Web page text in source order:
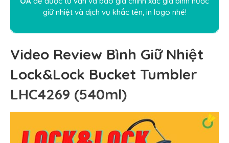
giữ nhiệt và dịch vụ khắc tên, in logo nhé!
Video Review Bình Giữ Nhiệt
Lock&Lock Bucket Tumbler
LHC4269 (540ml)